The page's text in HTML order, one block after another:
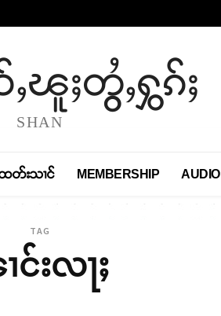
ႇၽူႈတွႆႇႁွၵ်ႈ
SHAN
ထတ်းသၢင် MEMBERSHIP AUDIO
TAG
င်းလႃႈ